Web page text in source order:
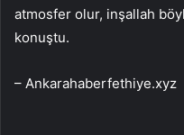
atmosfer olur, inşallah
konuştu.
– Ankarahaberfethiye.xyz